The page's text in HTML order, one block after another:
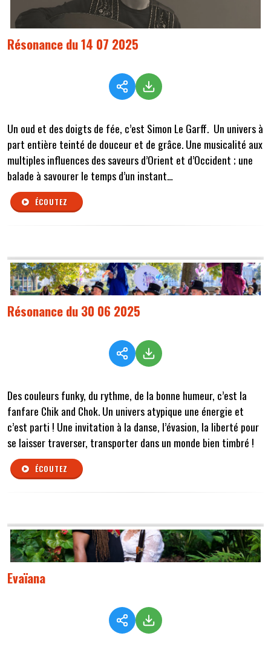
Résonance du 14 07 2025
Un oud et des doigts de fée, c’est Simon Le Garff. Un univers à
part entière teinté de douceur et de grâce. Une musicalité aux
multiples influences des saveurs d’Orient et d’Occident ; une
balade à savourer le temps d’un instant…
ÉCOUTEZ
Résonance du 30 06 2025
Des couleurs funky, du rythme, de la bonne humeur, c’est la
fanfare Chik and Chok. Un univers atypique une énergie et
c’est parti ! Une invitation à la danse, l’évasion, la liberté pour
se laisser traverser, transporter dans un monde bien timbré !
ÉCOUTEZ
Evaïana